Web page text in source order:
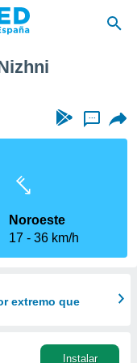
...
Noroeste
17
36 km/h
extremo que
Instalar